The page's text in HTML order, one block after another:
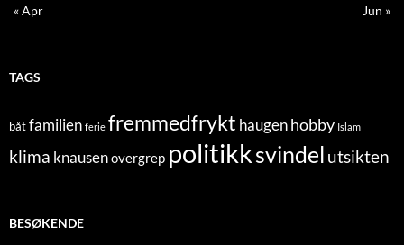
« Apr
Jun »
TAGS
båtfamilien ferie fremmedfrykt haugen hobby Islam
klima knausenovergrep politikksvindel utsikten
BESØKENDE